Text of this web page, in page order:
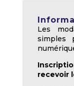
Les
simples
recevoir